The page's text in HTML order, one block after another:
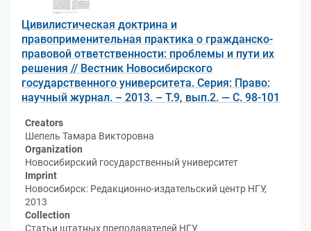
Цивилистическая доктрина и
правоприменительная практика о гражданско-
правовой ответственности: проблемы и пути их
решения // Вестник Новосибирского
государственного университета. Серия: Право:
научный журнал. – 2013. – Т.9, вып.2. — С. 98-101
Creators
Шепель Тамара Викторовна
Organization
Новосибирский государственный университет
Imprint
Новосибирск: Редакционно-издательский центр НГУ,
2013
Collection
Статьи штатных преподавателей НГУ